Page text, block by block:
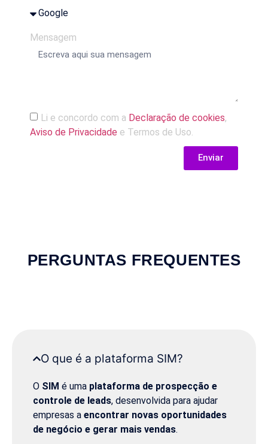
Mensagem
Li e concordo com a Declaração de cookies,
Aviso de Privacidade e Termos de Uso.
Enviar
PERGUNTAS FREQUENTES
O que é a plataforma SIM?
O SIM é uma plataforma de prospecção e
controle de leads, desenvolvida para ajudar
empresas a encontrar novas oportunidades
de negócio e gerar mais vendas.